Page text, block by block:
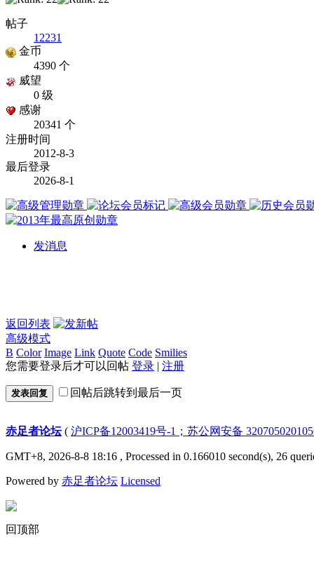
帖子
12231
金币
4390 个
威望
0 级
感谢
20341 个
注册时间
2012-8-3
最后登录
2026-8-1
发消息
返回列表
高级模式
B Color Image Link Quote Code Smilies
您需要登录后才可以回帖 登录 | 注册
发表回复 回帖后跳转到最后一页
赤足者论坛( 沪ICP备12003419号-1；苏公网安备
GMT+8, 2026-8-8 18:16 , Processed in 0.166010 second(s), 26
Powered by 赤足者论坛 Licensed
回顶部